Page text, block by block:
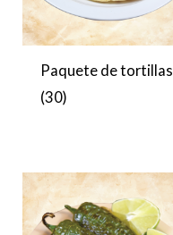
Paquete de tortillas
(30)